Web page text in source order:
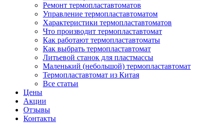
Ремонт термопластавтоматов
Управление термопластавтоматом
Характеристики термопластавтоматов
Что производит термопластавтомат
Как работают термопластавтоматы
Как выбрать термопластавтомат
Литьевой станок для пластмассы
Маленький (небольшой) термопластавтомат
Термопластавтомат из Китая
Все статьи
Цены
Акции
Отзывы
Контакты